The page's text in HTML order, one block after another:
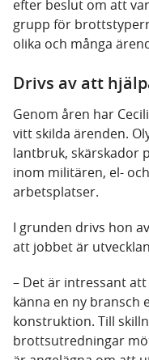
efter beslut om att
grupp för
olika och många
Drivs av att
Genom åren har
vitt skilda ärenden.
lantbruk, skärskador
inom militären, el-
arbetsplatser.
I grunden drivs hon
att jobbet är
– Det är intressant
känna en ny bransch
konstruktion. Till
brottsutredningar